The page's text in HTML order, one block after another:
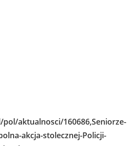
aktualnosci/160686,Seniorze-
akcja-stolecznej-Policji-